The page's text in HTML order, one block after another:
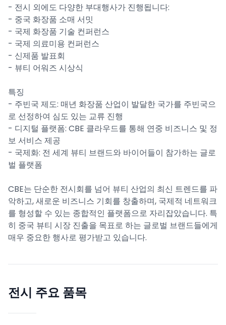
- 전시 외에도 다양한 부대행사가 진행됩니다:
- 중국 화장품 소매 서밋
- 국제 화장품 기술 컨퍼런스
- 국제 의료미용 컨퍼런스
- 신제품 발표회
- 뷰티 어워즈 시상식
특징
- 주빈국 제도: 매년 화장품 산업이 발달한 국가를 주빈국으
로 선정하여 심도 있는 교류 진행
- 디지털 플랫폼: CBE 클라우드를 통해 연중 비즈니스 및 정
보 서비스 제공
- 국제화: 전 세계 뷰티 브랜드와 바이어들이 참가하는 글로
벌 플랫폼
CBE는 단순한 전시회를 넘어 뷰티 산업의 최신 트렌드를 파
악하고, 새로운 비즈니스 기회를 창출하며, 국제적 네트워크
를 형성할 수 있는 종합적인 플랫폼으로 자리잡았습니다. 특
히 중국 뷰티 시장 진출을 목표로 하는 글로벌 브랜드들에게
매우 중요한 행사로 평가받고 있습니다.
전시 주요 품목